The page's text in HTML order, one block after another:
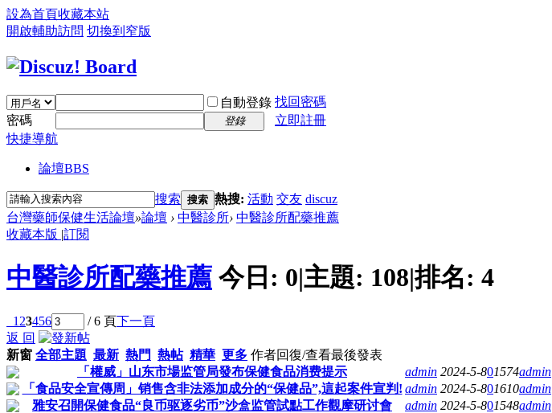
設為首頁收藏本站
開啟輔助訪問 切換到窄版
自動登錄 找回密碼
密碼
登錄
立即註冊
快捷導航
論壇BBS
搜索 搜索 熱搜: 活動 交友 discuz
台灣藥師保健生活論壇»論壇 › 中醫診所› 中醫診所配藥推薦
收藏本版 |訂閱
中醫診所配藥推薦 今日: 0|主題: 108|排名: 4
1 23456 / 6 頁下一頁
返 回
新窗 全部主題 最新 熱門 熱帖 精華 更多 作者回復/查看最後發表
「權威」山东市場监管局發布保健食品消费提示
admin 2024-5-801574admin
「食品安全宣傳周」销售含非法添加成分的“保健品”,這起案件宣判! admin 2024-5-801610admin
雅安召開保健食品“良币驱逐劣币”沙盒监管試點工作觀摩研讨會
admin 2024-5-801548admin